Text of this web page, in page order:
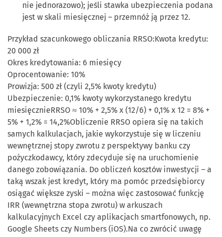
nie jednorazowo); jeśli stawka ubezpieczenia podana
jest w skali miesięcznej – przemnóż ją przez 12.
Przykład szacunkowego obliczania RRSO:Kwota kredytu:
20 000 zł
Okres kredytowania: 6 miesięcy
Oprocentowanie: 10%
Prowizja: 500 zł (czyli 2,5% kwoty kredytu)
Ubezpieczenie: 0,1% kwoty wykorzystanego kredytu
miesięcznieRRSO ≈ 10% + 2,5% x (12/6) + 0,1% x 12 = 8% +
5% + 1,2% = 14,2%Obliczenie RRSO opiera się na takich
samych kalkulacjach, jakie wykorzystuje się w liczeniu
wewnętrznej stopy zwrotu z perspektywy banku czy
pożyczkodawcy, który zdecyduje się na uruchomienie
danego zobowiązania. Do obliczeń kosztów inwestycji – a
taką wszak jest kredyt, który ma pomóc przedsiębiorcy
osiągać większe zyski – można więc zastosować funkcję
IRR (wewnętrzna stopa zwrotu) w arkuszach
kalkulacyjnych Excel czy aplikacjach smartfonowych, np.
Google Sheets czy Numbers (iOS).Na co zwrócić uwagę